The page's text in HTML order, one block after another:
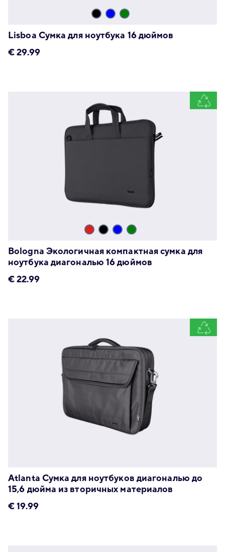
Lisboa Сумка для ноутбука 16 дюймов
€29.99
Bologna Экологичная компактная сумка для
ноутбука диагональю 16 дюймов
€22.99
Atlanta Сумка для ноутбуков диагональю до
15,6 дюйма из вторичных материалов
€19.99